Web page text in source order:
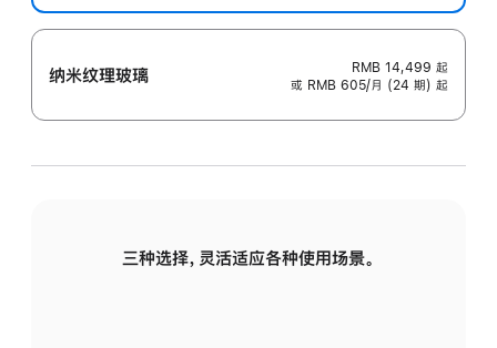
纳米纹理玻璃 RMB 14,499 起
或 RMB 605/月 (24 期) 起
三种选择，灵活适应各种使用场景。